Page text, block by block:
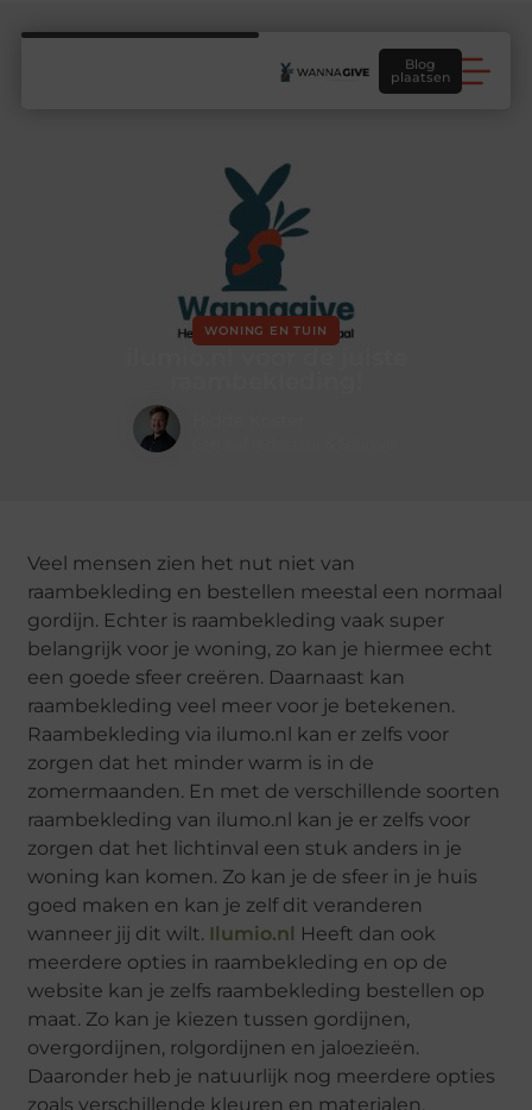
Blog
plaatsen
WONING EN TUIN
Veel mensen zien het nut niet van
raambekleding en bestellen meestal een normaal
gordijn. Echter is raambekleding vaak super
belangrijk voor je woning, zo kan je hiermee echt
een goede sfeer creëren. Daarnaast kan
raambekleding veel meer voor je betekenen.
Raambekleding via ilumo.nl kan er zelfs voor
zorgen dat het minder warm is in de
zomermaanden. En met de verschillende soorten
raambekleding van ilumo.nl kan je er zelfs voor
zorgen dat het lichtinval een stuk anders in je
woning kan komen. Zo kan je de sfeer in je huis
goed maken en kan je zelf dit veranderen
wanneer jij dit wilt. Ilumio.nl Heeft dan ook
meerdere opties in raambekleding en op de
website kan je zelfs raambekleding bestellen op
maat. Zo kan je kiezen tussen gordijnen,
overgordijnen, rolgordijnen en jaloezieën.
Daaronder heb je natuurlijk nog meerdere opties
zoals verschillende kleuren en materialen.